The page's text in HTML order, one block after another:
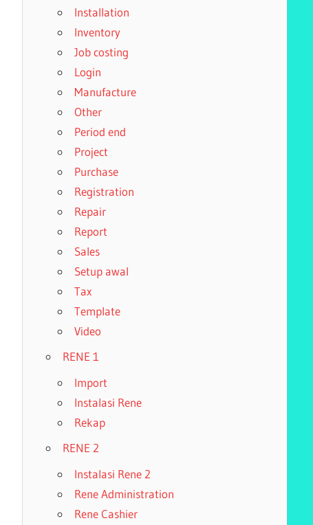
Installation
Inventory
Job costing
Login
Manufacture
Other
Period end
Project
Purchase
Registration
Repair
Report
Sales
Setup awal
Tax
Template
Video
RENE 1
Import
Instalasi Rene
Rekap
RENE 2
Instalasi Rene 2
Rene Administration
Rene Cashier